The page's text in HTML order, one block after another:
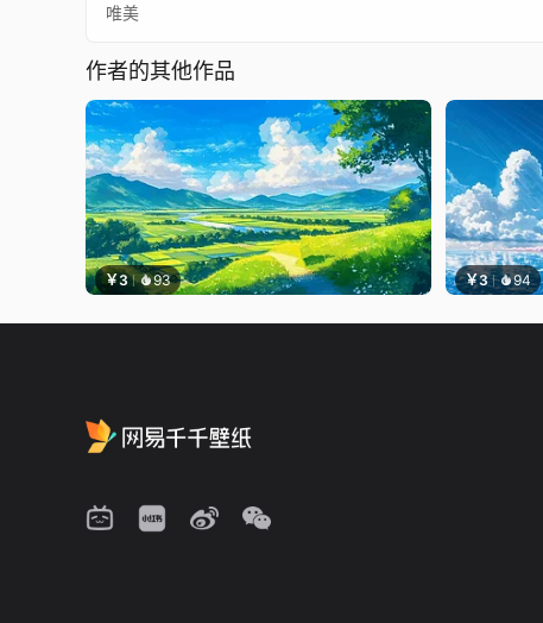
唯美
作者的其他作品
￥3 93 ￥3 94